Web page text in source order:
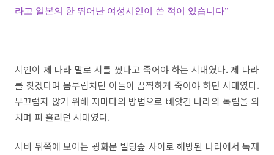
라고 일본의 한 뛰어난 여성시인이 쓴 적이 있습니다”
시인이 제 나라 말로 시를 썼다고 죽어야 하는 시대였다. 제 나라
를 찾겠다며 몸부림치던 이들이 끔찍하게 죽어야 하던 시대였다.
부끄럽지 않기 위해 저마다의 방법으로 빼앗긴 나라의 독립을 외
치며 피 흘리던 시대였다.
시비 뒤쪽에 보이는 광화문 빌딩숲 사이로 해방된 나라에서 독재